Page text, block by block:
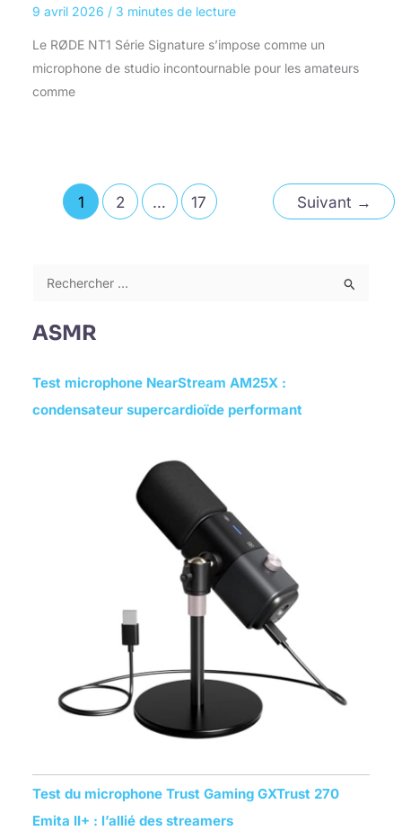
9 avril 2026 / 3 minutes de lecture
Le RØDE NT1 Série Signature s’impose comme un
microphone de studio incontournable pour les amateurs
comme
1 2 … 17 Suivant →
c
e
r
ASMR
Test microphone NearStream AM25X :
condensateur supercardioïde performant
Test du microphone Trust Gaming GXTrust 270
Emita II+ : l’allié des streamers